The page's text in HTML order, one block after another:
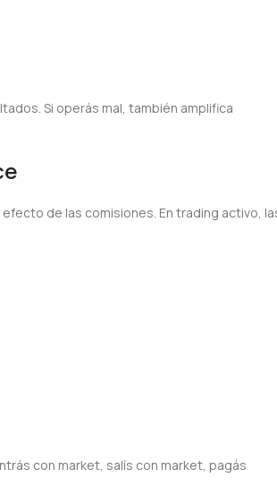
Si operás mal, también amplifica
de las comisiones. En trading activo,
con market, salís con market, pagás